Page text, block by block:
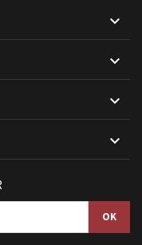



